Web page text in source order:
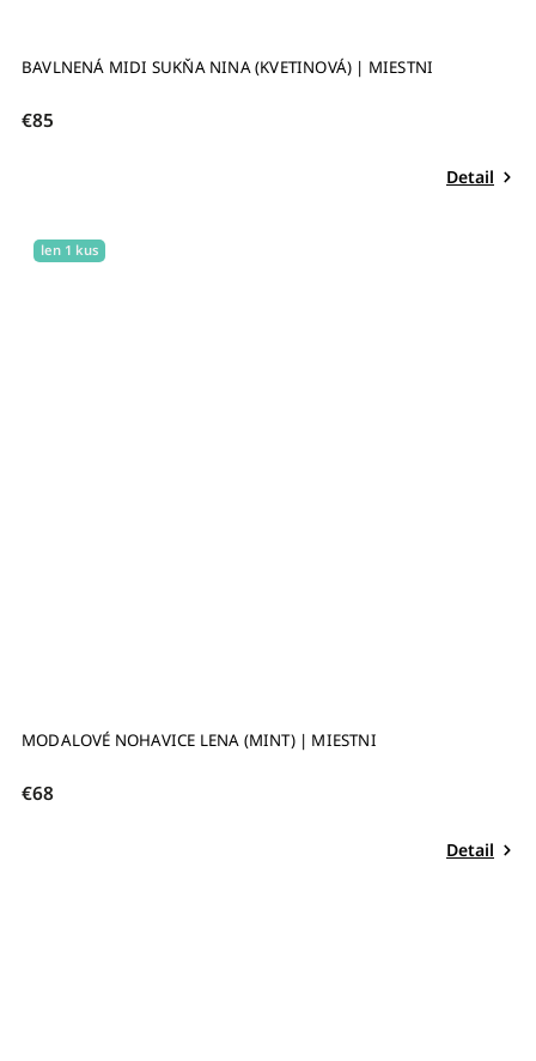
BAVLNENÁ MIDI SUKŇA NINA (KVETINOVÁ) | MIESTNI
€85
Detail
len 1 kus
MODALOVÉ NOHAVICE LENA (MINT) | MIESTNI
€68
Detail